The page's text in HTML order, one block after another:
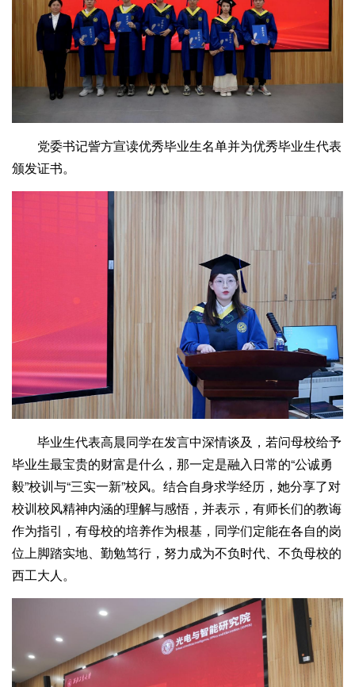
党委书记訾方宣读优秀毕业生名单并为优秀毕业生代表
颁发证书。
毕业生代表高晨同学在发言中深情谈及，若问母校给予
毕业生最宝贵的财富是什么，那一定是融入日常的“公诚勇
毅”校训与“三实一新”校风。结合自身求学经历，她分享了对
校训校风精神内涵的理解与感悟，并表示，有师长们的教诲
作为指引，有母校的培养作为根基，同学们定能在各自的岗
位上脚踏实地、勤勉笃行，努力成为不负时代、不负母校的
西工大人。